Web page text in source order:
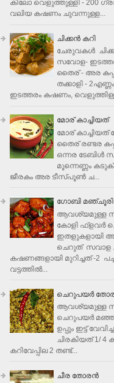
കിലോ വെളുത്തുള്ളി - 200
വലിയ കഷണം ചുവന്നുള്ള...
ചിക്കന്‍ കറി
ചേരുവകൾ
സവോള-
തൈര് - അര
തക്കാളി -
ഇടത്തരം കഷണം,
മോര് കാച്ചിയത്
മോര്
തൈര് രണ്ടര
ഒന്നര
മൂന്നെണ്ണം
ജീരകം അര ടീസ്പൂണ്‍ ച...
ഗോബി
ആവശ്യമുള്ള
കോളി ഫ്ളവര്‍
ഇതളുകളായി
ചെറുത് സവാള
കഷണങ്ങളായി മുറിച്ചത് -2
വട്ടത്തില്‍...
ചെറുപയർ
ആവശ്യമുള്ള
ചെറുപയർ
ഉപ്പും ഇട്ട്
ചിരകിയത് 1/ 4
കറിവേപ്പില 2 തണ്ട്...
ചീര തോരന്‍